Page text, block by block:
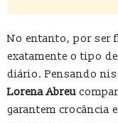
No entanto, por ser
exatamente o tipo
diário. Pensando
Lorena Abreu
garantem crocância